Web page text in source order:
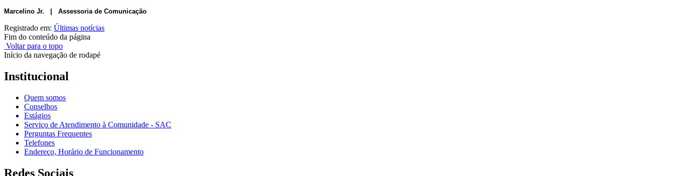
Marcelino Jr. | Assessoria de Comunicação
Registrado em: Últimas notícias
Fim do conteúdo da página
Voltar para o topo
Início da navegação de rodapé
Institucional
Quem somos
Conselhos
Estágios
Serviço de Atendimento à Comunidade - SAC
Perguntas Frequentes
Telefones
Endereço, Horário de Funcionamento
Redes Sociais